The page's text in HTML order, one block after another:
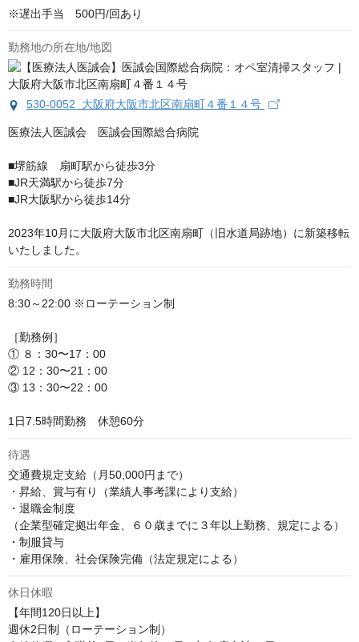
※遅出手当　500円/回あり
勤務地の所在地/地図
530-0052 大阪府大阪市北区南扇町４番１４号
医療法人医誠会　医誠会国際総合病院
■堺筋線　扇町駅から徒歩3分
■JR天満駅から徒歩7分
■JR大阪駅から徒歩14分
2023年10月に大阪府大阪市北区南扇町（旧水道局跡地）に新築移転
いたしました。
勤務時間
8:30～22:00 ※ローテーション制
［勤務例］
① ８：30〜17：00
② 12：30〜21：00
③ 13：30〜22：00
1日7.5時間勤務　休憩60分
待遇
交通費規定支給（月50,000円まで）
・昇給、賞与有り（業績人事考課により支給）
・退職金制度
（企業型確定拠出年金、６０歳までに３年以上勤務、規定による）
・制服貸与
・雇用保険、社会保険完備（法定規定による）
休日休暇
【年間120日以上】
週休2日制（ローテーション制）